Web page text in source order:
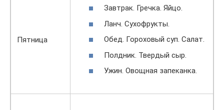
Пятница
Завтрак. Гречка. Яйцо.
Ланч. Сухофрукты.
Обед. Гороховый суп. Салат.
Полдник. Твердый сыр.
Ужин. Овощная запеканка.